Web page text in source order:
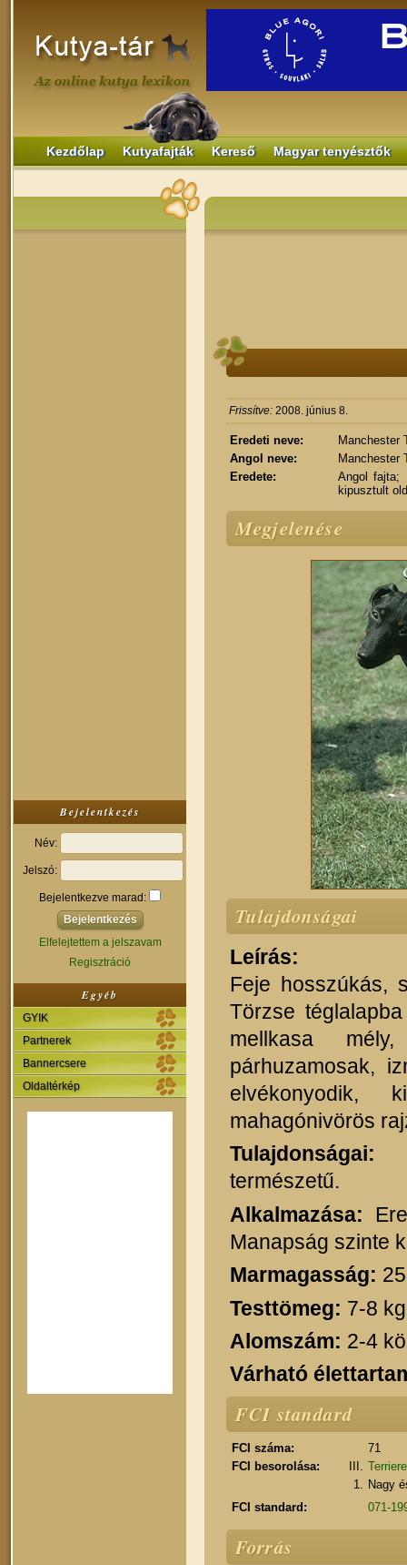
Kezdőlap Kutyafajták Kereső Magyar tenyésztők
Bejelentkezés
Név:
Jelszó:
Bejelentkezve marad:
Elfelejtettem a jelszavam
Regisztráció
Egyéb
GYIK
Partnerek
Bannercsere
Oldaltérkép
Frissítve: 2008. június 8.
Eredeti neve:
Manchester
Angol neve:
Manchester
Eredete:
Angol fajta;
kipusztult
Megjelenése
Tulajdonságai
Leírás:
Feje hosszúkás,
Törzse
mellkasa
párhuzamosak,
elvékonyodik,
mahagónivörös
Tulajdonságai:
természetű.
Alkalmazása:
Manapság szinte
Marmagasság:
Testtömeg: 7-8 kg
Alomszám: 2-4
Várható
FCI standard
FCI száma:
71
FCI besorolása:
III.
1. Nagy
FCI standard:
071-
Forrás